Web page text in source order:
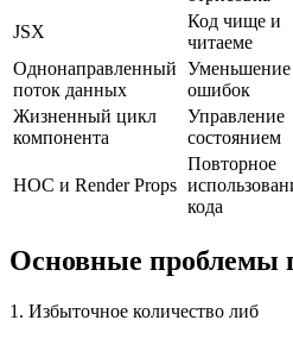
JSX
Код чище и
читаеме
Однонаправленный
поток данных
Уменьшение
ошибок
Жизненный цикл
компонента
Управление
состоянием
HOC и Render Props
Повторное
кода
Основные проблемы
1. Избыточное количество либ